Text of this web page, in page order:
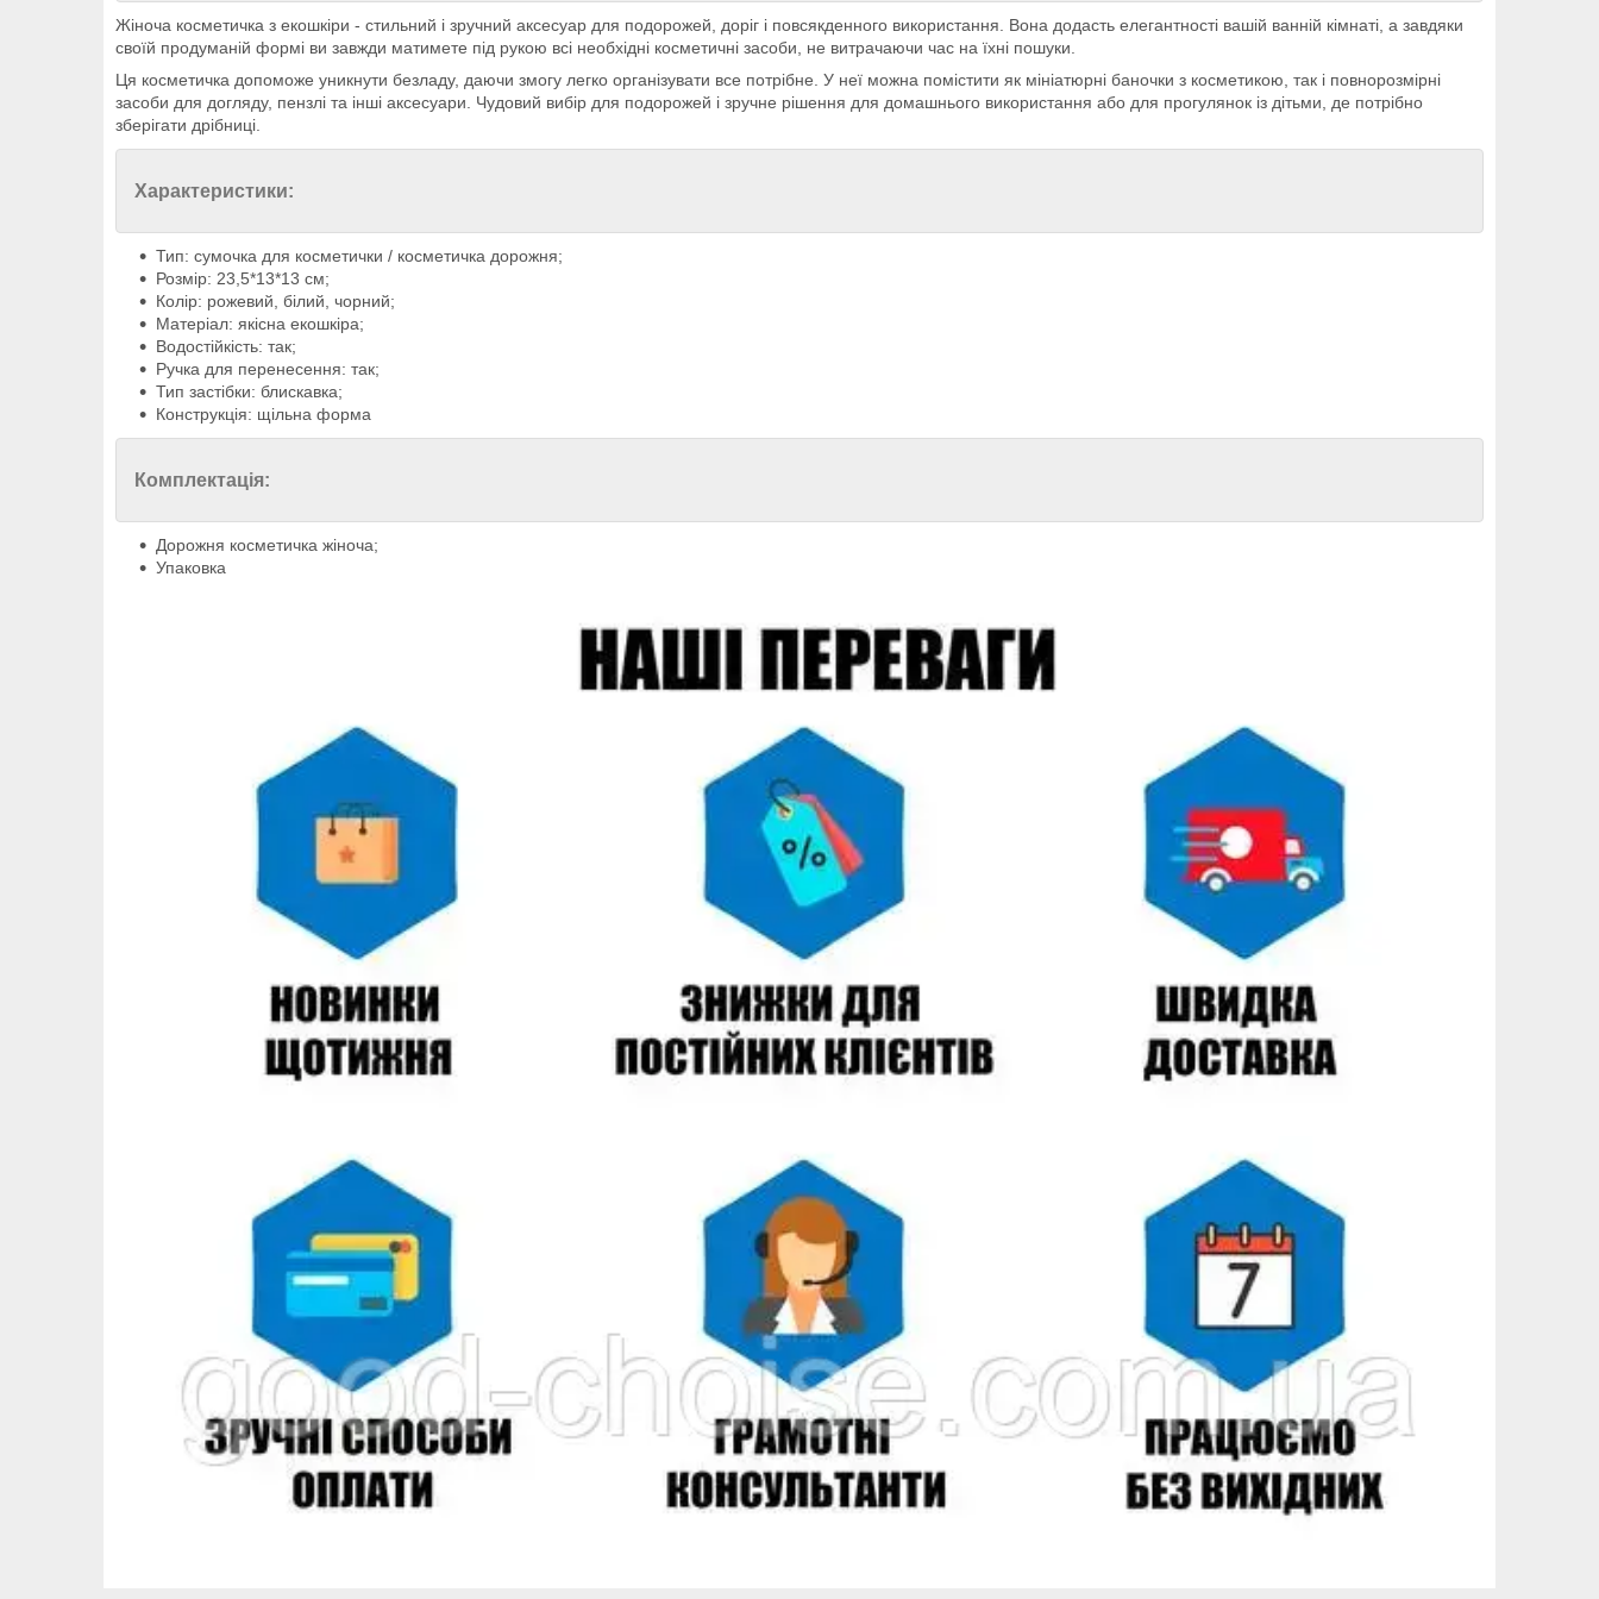
Жіноча косметичка з екошкіри - стильний і зручний аксесуар для подорожей, доріг і повсякденного використання. Вона додасть елегантності вашій ванній кімнаті, а завдяки
своїй продуманій формі ви завжди матимете під рукою всі необхідні косметичні засоби, не витрачаючи час на їхні пошуки.
Ця косметичка допоможе уникнути безладу, даючи змогу легко організувати все потрібне. У неї можна помістити як мініатюрні баночки з косметикою, так і повнорозмірні
засоби для догляду, пензлі та інші аксесуари. Чудовий вибір для подорожей і зручне рішення для домашнього використання або для прогулянок із дітьми, де потрібно
зберігати дрібниці.
Характеристики:
Тип: сумочка для косметички / косметичка дорожня;
Розмір: 23,5*13*13 см;
Колір: рожевий, білий, чорний;
Матеріал: якісна екошкіра;
Водостійкість: так;
Ручка для перенесення: так;
Тип застібки: блискавка;
Конструкція: щільна форма
Комплектація:
Дорожня косметичка жіноча;
Упаковка